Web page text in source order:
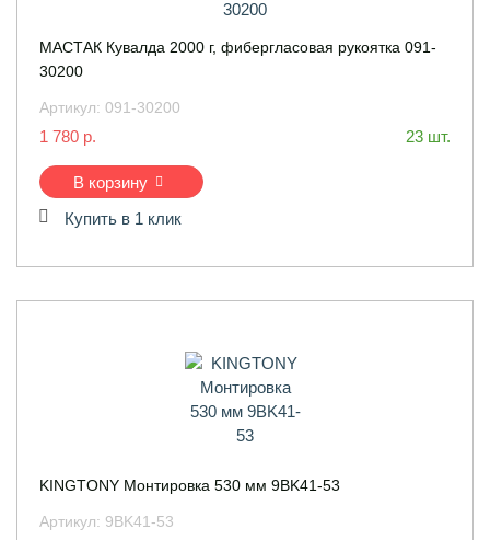
МАСТАК Кувалда 2000 г, фибергласовая рукоятка 091-
30200
Артикул: 091-30200
1 780 р. 23 шт.
В корзину
Купить в 1 клик
KINGTONY Монтировка 530 мм 9BK41-53
Артикул: 9BK41-53